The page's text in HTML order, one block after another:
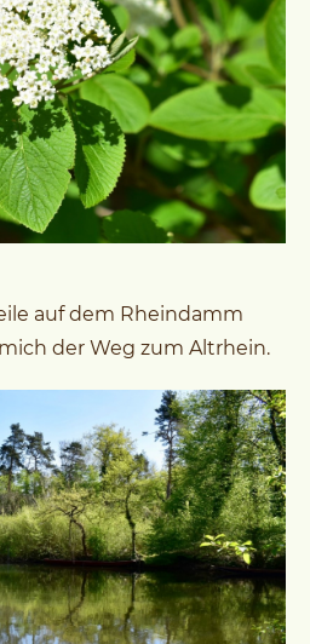
auf dem Rheindamm
der Weg zum Altrhein.